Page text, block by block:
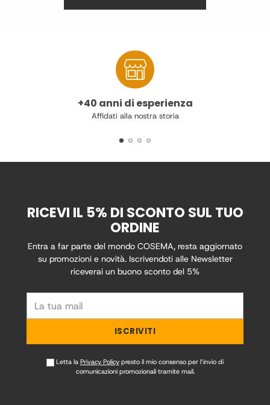
+40 anni di esperienza
Affidati alla nostra storia
RICEVI IL 5% DI SCONTO SUL TUO
ORDINE
Entra a far parte del mondo COSEMA, resta aggiornato
su promozioni e novità. Iscrivendoti alle Newsletter
riceverai un buono sconto del 5%
tua
ISCRIVITI
Letta la Privacy Policypresto il mio consenso per l’invio di
comunicazioni promozionali tramite mail.